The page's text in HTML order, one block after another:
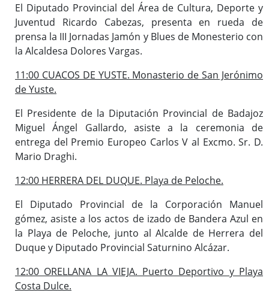
El Diputado Provincial del Área de Cultura, Deporte y
Juventud Ricardo Cabezas, presenta en rueda de
prensa la III Jornadas Jamón y Blues de Monesterio con
la Alcaldesa Dolores Vargas.
11:00 CUACOS DE YUSTE. Monasterio de San Jerónimo
de Yuste.
El Presidente de la Diputación Provincial de Badajoz
Miguel Ángel Gallardo, asiste a la ceremonia de
entrega del Premio Europeo Carlos V al Excmo. Sr. D.
Mario Draghi.
12:00 HERRERA DEL DUQUE. Playa de Peloche.
El Diputado Provincial de la Corporación Manuel
gómez, asiste a los actos de izado de Bandera Azul en
la Playa de Peloche, junto al Alcalde de Herrera del
Duque y Diputado Provincial Saturnino Alcázar.
12:00 ORELLANA LA VIEJA. Puerto Deportivo y Playa
Costa Dulce.